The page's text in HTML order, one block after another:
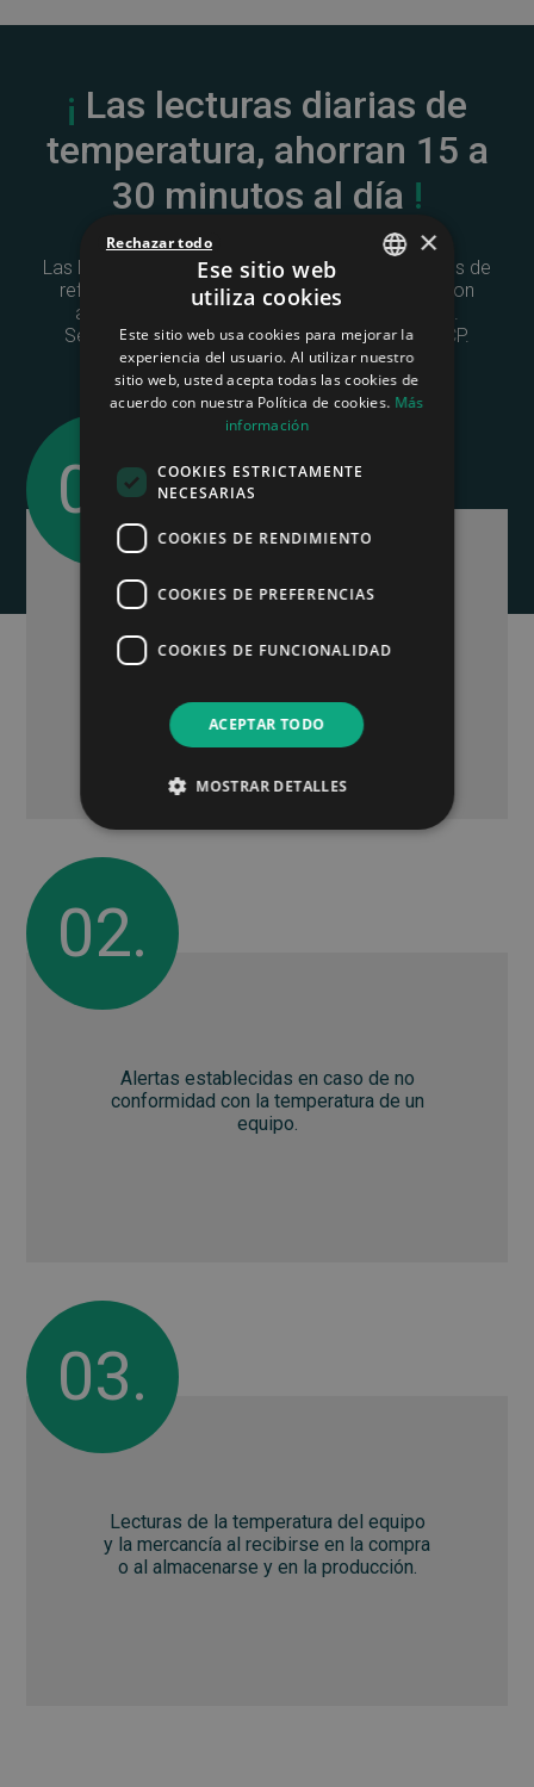
¡ Las lecturas diarias de
temperatura, ahorran 15 a
30 minutos al día !
Las lecturas de temperatura de todos sus equipos de
refrigeración (nevera, cámara frigorífica, etc.) son
automáticas y se realizan gracias a sensores.
Se instalan y se conectan a la aplicación HACCP.
01.
Registro manual y/o automático de las
lecturas de temperatura y en la
02.
Alertas establecidas en caso de no
conformidad con la temperatura de un
equipo.
03.
Lecturas de la temperatura del equipo
y la mercancía al recibirse en la compra
o al almacenarse y en la producción.
ENGLISH
SPANISH
×
Ese sitio web
utiliza cookies
Este sitio web usa cookies para mejorar la
experiencia del usuario. Al utilizar nuestro
sitio web, usted acepta todas las cookies de
acuerdo con nuestra Política de cookies. Más
información
COOKIES ESTRICTAMENTE
NECESARIAS
COOKIES DE RENDIMIENTO
COOKIES DE PREFERENCIAS
COOKIES DE FUNCIONALIDAD
ACEPTAR TODO
Rechazar todo
MOSTRAR DETALLES